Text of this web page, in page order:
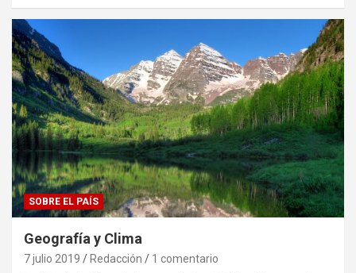
SOBRE EL PAÍS
Geografía y Clima
7 julio 2019 Redacción 1 comentario